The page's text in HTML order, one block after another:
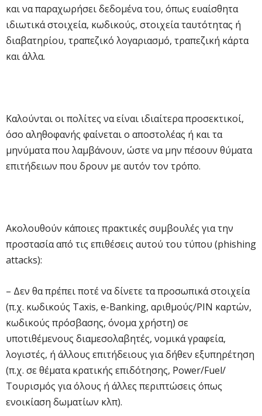
και να παραχωρήσει δεδομένα του, όπως ευαίσθητα
ιδιωτικά στοιχεία, κωδικούς, στοιχεία ταυτότητας ή
διαβατηρίου, τραπεζικό λογαριασμό, τραπεζική κάρτα
και άλλα.
Καλούνται οι πολίτες να είναι ιδιαίτερα προσεκτικοί,
όσο αληθοφανής φαίνεται ο αποστολέας ή και τα
μηνύματα που λαμβάνουν, ώστε να μην πέσουν θύματα
επιτήδειων που δρουν με αυτόν τον τρόπο.
Ακολουθούν κάποιες πρακτικές συμβουλές για την
προστασία από τις επιθέσεις αυτού του τύπου (phishing
attacks):
– Δεν θα πρέπει ποτέ να δίνετε τα προσωπικά στοιχεία
(π.χ. κωδικούς Taxis, e-Βanking, αριθμούς/PIN καρτών,
κωδικούς πρόσβασης, όνομα χρήστη) σε
υποτιθέμενους διαμεσολαβητές, νομικά γραφεία,
λογιστές, ή άλλους επιτήδειους για δήθεν εξυπηρέτηση
(π.χ. σε θέματα κρατικής επιδότησης, Power/Fuel/
Τουρισμός για όλους ή άλλες περιπτώσεις όπως
ενοικίαση δωματίων κλπ).